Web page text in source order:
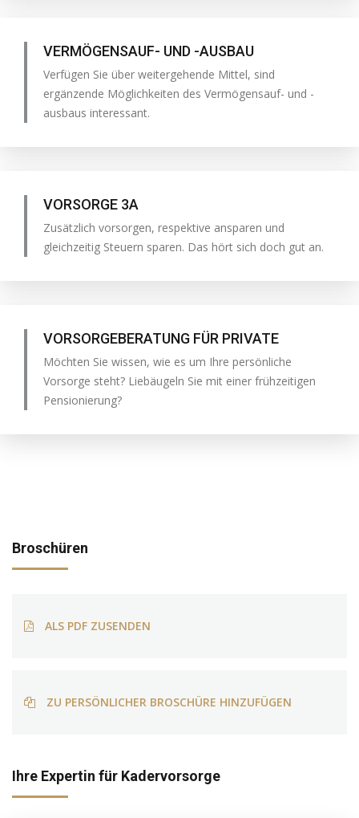
VERMÖGENSAUF- UND -AUSBAU
Verfügen Sie über weitergehende Mittel, sind
ergänzende Möglichkeiten des Vermögensauf- und -
ausbaus interessant.
VORSORGE 3A
Zusätzlich vorsorgen, respektive ansparen und
gleichzeitig Steuern sparen. Das hört sich doch gut an.
VORSORGEBERATUNG FÜR PRIVATE
Möchten Sie wissen, wie es um Ihre persönliche
Vorsorge steht? Liebäugeln Sie mit einer frühzeitigen
Pensionierung?
Broschüren
ALS PDF ZUSENDEN
ZU PERSÖNLICHER BROSCHÜRE HINZUFÜGEN
Ihre Expertin für Kadervorsorge